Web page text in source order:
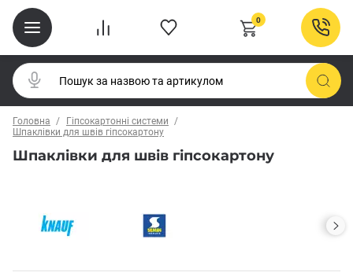
0
Головна
Гіпсокартонні системи
Шпаклівки для швів гіпсокартону
Шпаклівки для швів гіпсокартону